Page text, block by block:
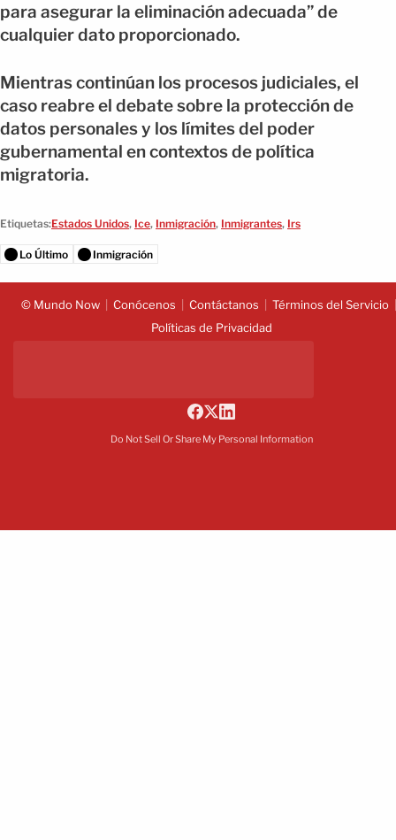
para asegurar la eliminación adecuada” de
cualquier dato proporcionado.
Mientras continúan los procesos judiciales, el
caso reabre el debate sobre la protección de
datos personales y los límites del poder
gubernamental en contextos de política
migratoria.
Etiquetas:Estados Unidos, Ice, Inmigración, Inmigrantes, Irs
Lo Último Inmigración
© Mundo Now Conócenos Contáctanos
Términos del Servicio
Políticas de Privacidad
Do Not Sell Or Share My Personal Information